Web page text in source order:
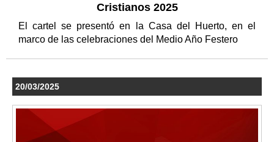
Cristianos 2025
El cartel se presentó en la Casa del Huerto, en el
marco de las celebraciones del Medio Año Festero
20/03/2025